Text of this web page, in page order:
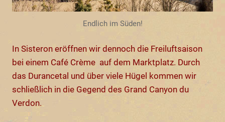
Endlich im Süden!
In Sisteron eröffnen wir dennoch die Freiluftsaison
bei einem Café Crème auf dem Marktplatz. Durch
das Durancetal und über viele Hügel kommen wir
schließlich in die Gegend des Grand Canyon du
Verdon.